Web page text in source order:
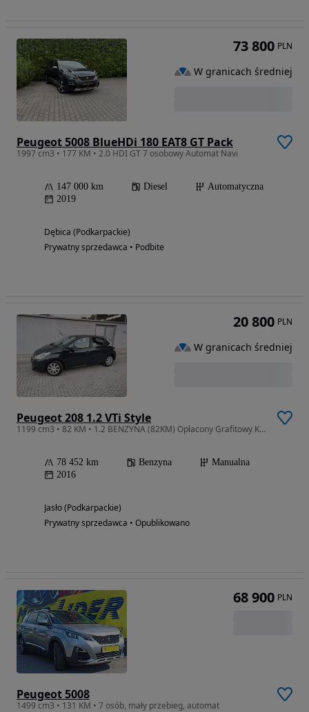
Peugeot 5008 BlueHDi 180 EAT8 GT Pack
1997 cm3 • 177 KM • 2.0 HDI GT 7 osobowy Automat Navi
147 000 km Diesel
Automatyczna
2019
Dębica (Podkarpackie)
Prywatny sprzedawca • Podbite
73 800 PLN
W granicach średniej
Peugeot 208 1.2 VTi Style
1199 cm3 • 82 KM • 1.2 BENZYNA (82KM) Opłacony Grafitowy Kolor Serwis KM ASO ! ! !
78 452 km Benzyna
Manualna
2016
Jasło (Podkarpackie)
Prywatny sprzedawca • Opublikowano
20 800 PLN
W granicach średniej
Peugeot 5008
1499 cm3 • 131 KM • 7 osób, mały przebieg, automat
68 900 PLN